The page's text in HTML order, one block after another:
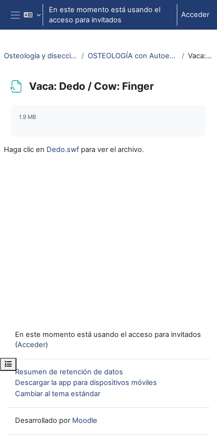
Salta al contenido principal
Panel lateral
En este momento está usando el
acceso para invitados
Acceder
Abrir índice del curso
Osteología y disección animal / Animal osteology and dissection OSTEOLOGÍA con Autoestereoscopía-3D / OSTEOLOGY with Selfstereoscopy-3D Vaca: Dedo / Cow: Finger
Vaca: Dedo / Cow: Finger
1.9 MB
Haga clic en Dedo.swf para ver el archivo.
En este momento está usando el acceso para invitados
(Acceder)
Resumen de retención de datos
Descargar la app para dispositivos móviles
Cambiar al tema estándar
Desarrollado por Moodle